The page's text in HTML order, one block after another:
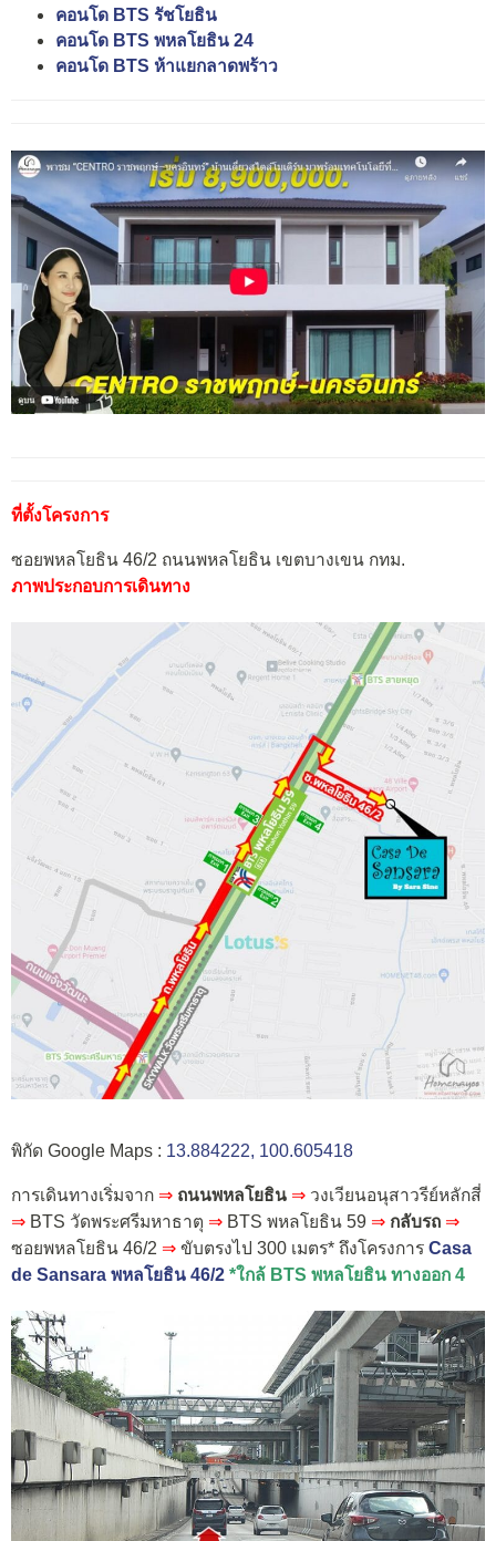
คอนโด BTS รัชโยธิน
คอนโด BTS พหลโยธิน 24
คอนโด BTS ห้าแยกลาดพร้าว
ที่ตั้งโครงการ
ซอยพหลโยธิน 46/2 ถนนพหลโยธิน เขตบางเขน กทม.
ภาพประกอบการเดินทาง
พิกัด Google Maps : 13.884222, 100.605418
การเดินทางเริ่มจาก ⇒ ถนนพหลโยธิน ⇒ วงเวียนอนุสาวรีย์หลักสี่
⇒ BTS วัดพระศรีมหาธาตุ ⇒ BTS พหลโยธิน 59 ⇒ กลับรถ ⇒
ซอยพหลโยธิน 46/2 ⇒ ขับตรงไป 300 เมตร* ถึงโครงการ Casa
de Sansara พหลโยธิน 46/2 *ใกล้ BTS พหลโยธิน ทางออก 4